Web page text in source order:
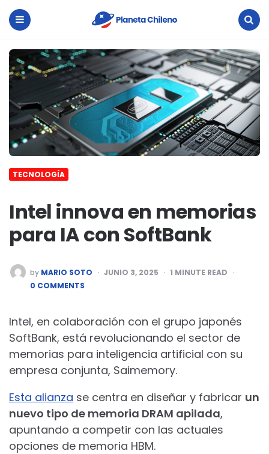
Planeta
Chileno
TECNOLOGÍA
Intel innova en memorias
para IA con SoftBank
POSTED
BY
by MARIO SOTO JUNIO 3, 2025 1 MINUTE READ
0 COMMENTS
Intel, en colaboración con el grupo japonés
SoftBank, está revolucionando el sector de
memorias para inteligencia artificial con su
empresa conjunta, Saimemory.
Esta alianza se centra en diseñar y fabricar un
nuevo tipo de memoria DRAM apilada,
apuntando a competir con las actuales
opciones de memoria HBM.